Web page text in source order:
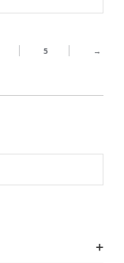
+
5 →